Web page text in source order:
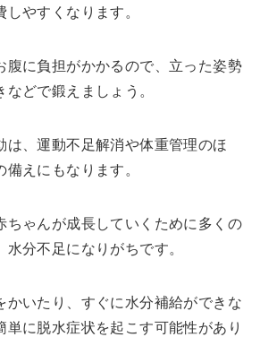
やすくなります。
腹に負担がかかるので、立った姿勢
どで鍛えましょう。
は、運動不足解消や体重管理のほ
えにもなります。
ちゃんが成長していくために多くの
分不足になりがちです。
かいたり、すぐに水分補給ができな
に脱水症状を起こす可能性があり